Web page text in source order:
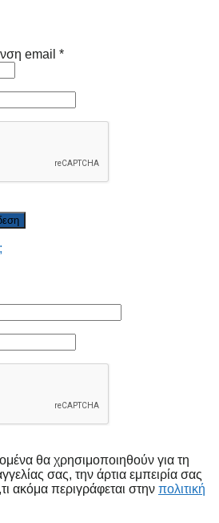
email *
θα χρησιμοποιηθούν για τη
σας, την άρτια εμπειρία σας
ακόμα περιγράφεται στην πολιτική